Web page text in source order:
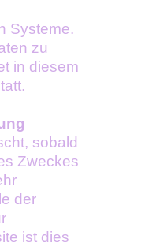
Systeme.
zu
in diesem
sobald
Zweckes
der
ist dies